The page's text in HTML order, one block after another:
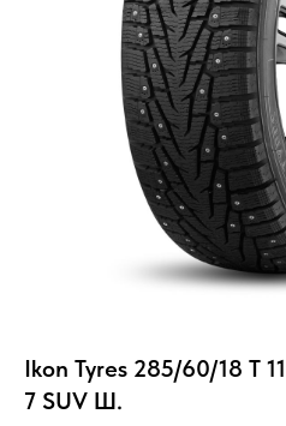
Ikon Tyres 285/60/18 T
7 SUV Ш.